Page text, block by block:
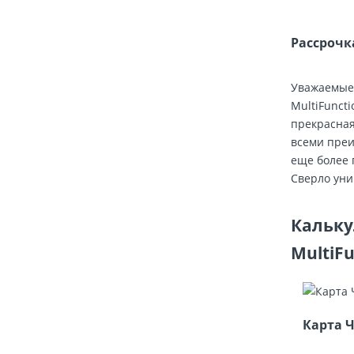
Уважаемые
всеми
еще более
Сверло
Карта